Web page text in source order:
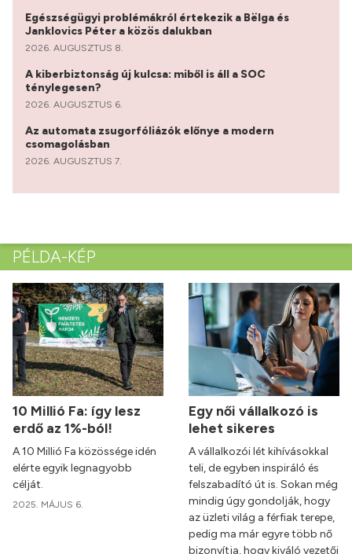
Egészségügyi problémákról értekezik a Bëlga és
Janklovics Péter a közös dalukban
2026. AUGUSZTUS 8.
A kiberbiztonság új kulcsa: miből is áll a SOC
ténylegesen?
2026. AUGUSZTUS 6.
Az automata zsugorfóliázók előnye a modern
csomagolásban
2026. AUGUSZTUS 7.
PÉLDA-KÉP
10 Millió Fa: így lesz
erdő az 1%-ból!
A 10 Millió Fa közössége idén
elérte egyik legnagyobb
célját.
2025. MÁJUS 6.
Egy női vállalkozó is
lehet sikeres
A vállalkozói lét kihívásokkal
teli, de egyben inspiráló és
felszabadító út is. Sokan még
mindig úgy gondolják, hogy
az üzleti világ a férfiak terepe,
pedig ma már egyre több nő
bizonyítja, hogy kiváló vezetői